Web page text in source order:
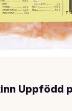
Uppfödd